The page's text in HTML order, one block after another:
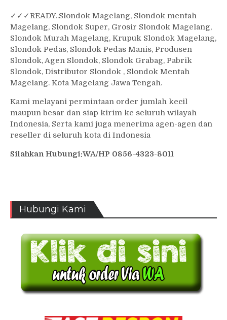
✓ ✓✓READY..Slondok Magelang, Slondok mentah
Magelang, Slondok Super, Grosir Slondok Magelang,
Slondok Murah Magelang, Krupuk Slondok Magelang,
Slondok Pedas, Slondok Pedas Manis, Produsen
Slondok, Agen Slondok, Slondok Grabag, Pabrik
Slondok, Distributor Slondok , Slondok Mentah
Magelang. Kota Magelang Jawa Tengah.
Kami melayani permintaan order jumlah kecil
maupun besar dan siap kirim ke seluruh wilayah
Indonesia, Serta kami juga menerima agen-agen dan
reseller di seluruh kota di Indonesia
Silahkan Hubungi:WA/HP 0856-4323-8011
Hubungi Kami